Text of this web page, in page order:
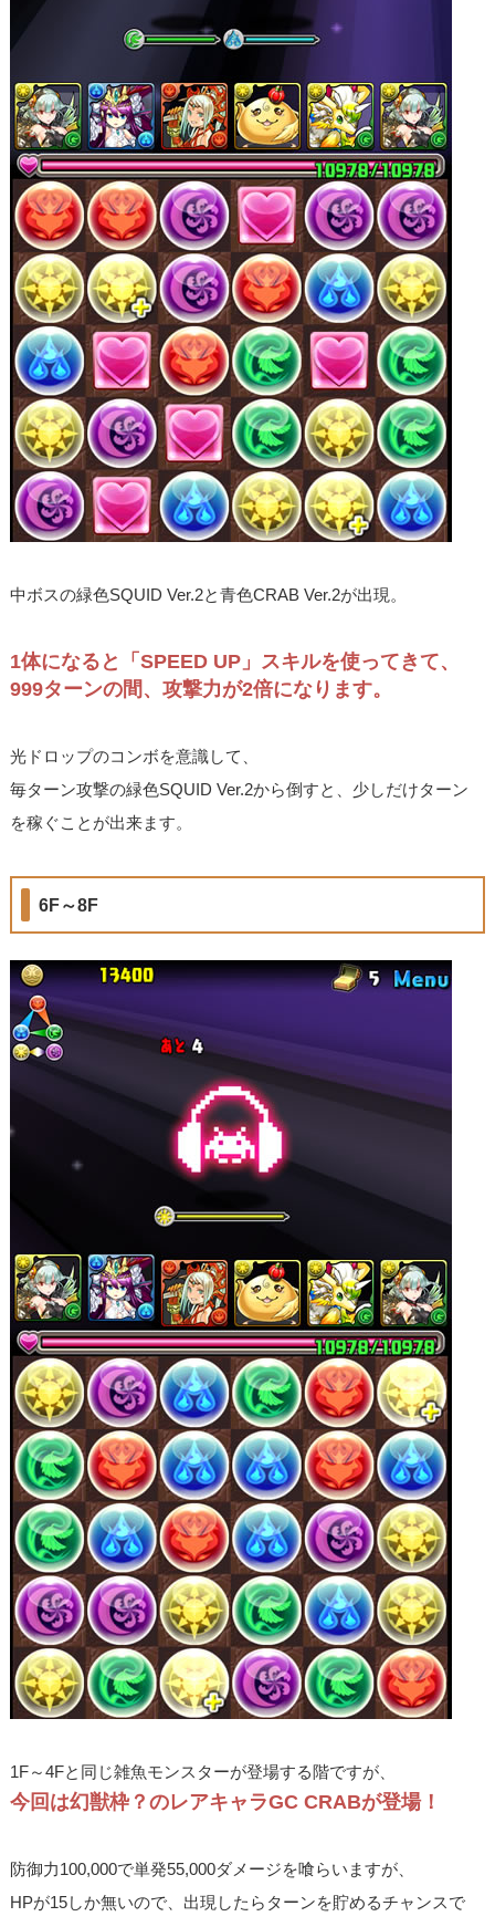
中ボスの緑色SQUID Ver.2と青色CRAB Ver.2が出現。
1体になると「SPEED UP」スキルを使ってきて、
999ターンの間、攻撃力が2倍になります。
光ドロップのコンボを意識して、
毎ターン攻撃の緑色SQUID Ver.2から倒すと、少しだけターン
を稼ぐことが出来ます。
6F～8F
1F～4Fと同じ雑魚モンスターが登場する階ですが、
今回は幻獣枠？のレアキャラGC CRABが登場！
防御力100,000で単発55,000ダメージを喰らいますが、
HPが15しか無いので、出現したらターンを貯めるチャンスで